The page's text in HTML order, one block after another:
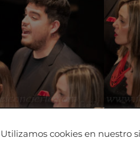
Utilizamos cookies en nuestro